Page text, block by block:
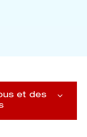
et des